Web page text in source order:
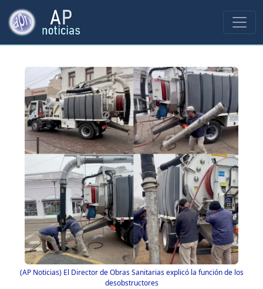
(AP Noticias) El Director de Obras Sanitarias explicó la función de los
desobstructores